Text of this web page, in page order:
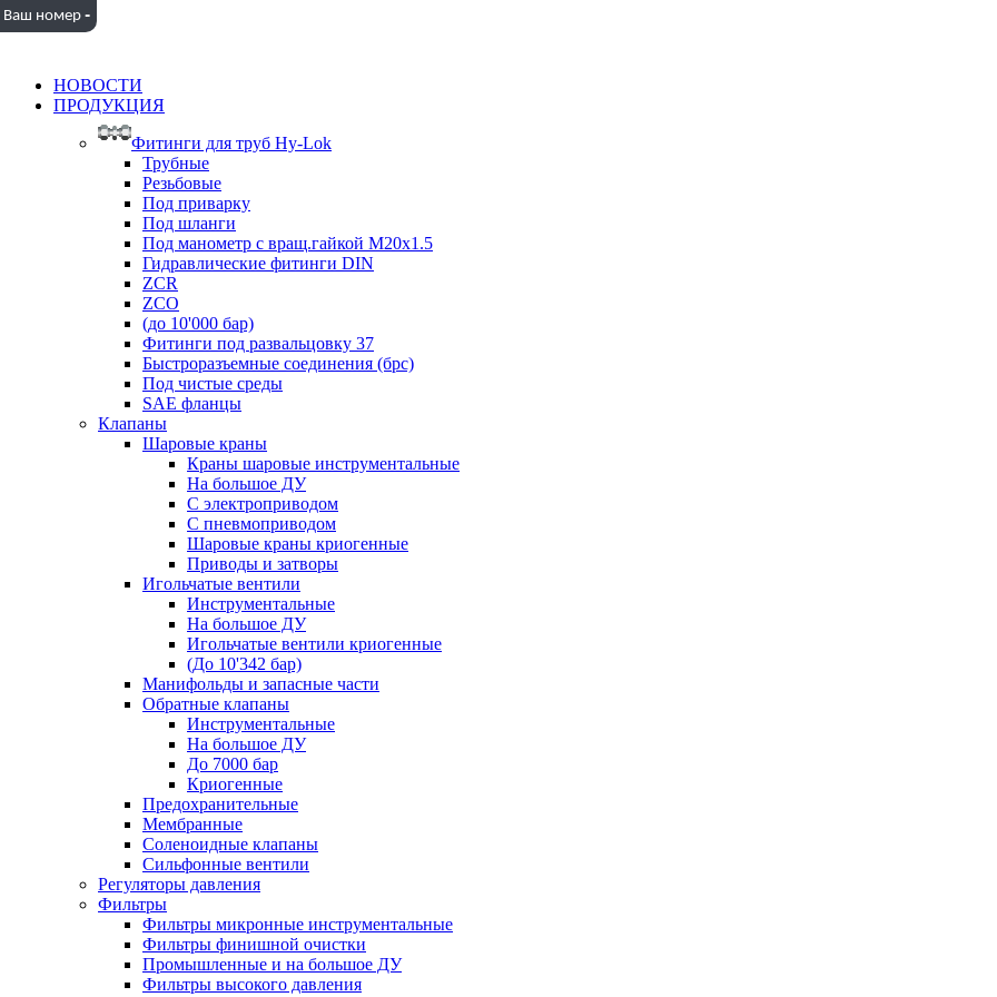
НОВОСТИ
ПРОДУКЦИЯ
Фитинги для труб Hy-Lok
Трубные
Резьбовые
Под приварку
Под шланги
Под манометр с вращ.гайкой M20x1.5
Гидравлические фитинги DIN
ZCR
ZCO
(до 10'000 бар)
Фитинги под развальцовку 37
Быстроразъемные соединения (брс)
Под чистые среды
SAE фланцы
Клапаны
Шаровые краны
Краны шаровые инструментальные
На большое ДУ
С электроприводом
С пневмоприводом
Шаровые краны криогенные
Приводы и затворы
Игольчатые вентили
Инструментальные
На большое ДУ
Игольчатые вентили криогенные
(До 10'342 бар)
Манифольды и запасные части
Обратные клапаны
Инструментальные
На большое ДУ
До 7000 бар
Криогенные
Предохранительные
Мембранные
Соленоидные клапаны
Сильфонные вентили
Регуляторы давления
Фильтры
Фильтры микронные инструментальные
Фильтры финишной очистки
Промышленные и на большое ДУ
Фильтры высокого давления
Ваш номер -